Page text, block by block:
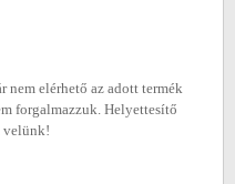
nem elérhető az adott termék
forgalmazzuk. Helyettesítő
velünk!